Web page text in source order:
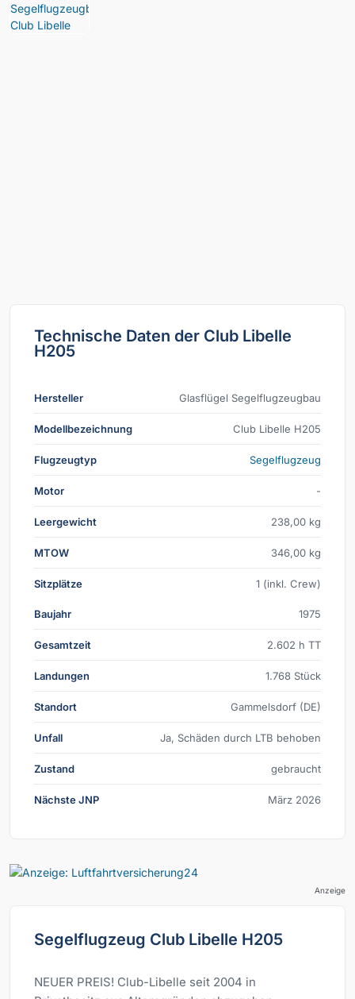
Technische Daten der Club Libelle
H205
Hersteller Glasflügel Segelflugzeugbau
Modellbezeichnung Club Libelle H205
Flugzeugtyp Segelflugzeug
Motor -
Leergewicht 238,00 kg
MTOW 346,00 kg
Sitzplätze 1 (inkl. Crew)
Baujahr 1975
Gesamtzeit 2.602 h TT
Landungen 1.768 Stück
Standort Gammelsdorf (DE)
Unfall Ja, Schäden durch LTB behoben
Zustand gebraucht
Nächste JNP März 2026
Anzeige
Segelflugzeug Club Libelle H205
NEUER PREIS! Club-Libelle seit 2004 in